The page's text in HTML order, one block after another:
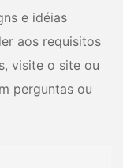
e idéias
aos requisitos
visite o site ou
perguntas ou